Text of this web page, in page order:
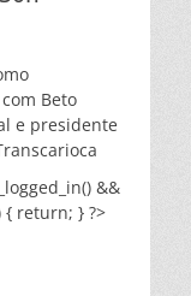
Beto
e presidente
&&
{ return; } ?>